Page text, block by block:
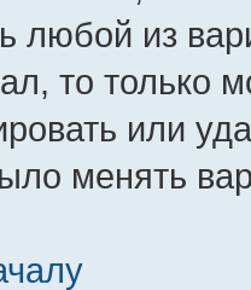
любой из
то только
или
менять